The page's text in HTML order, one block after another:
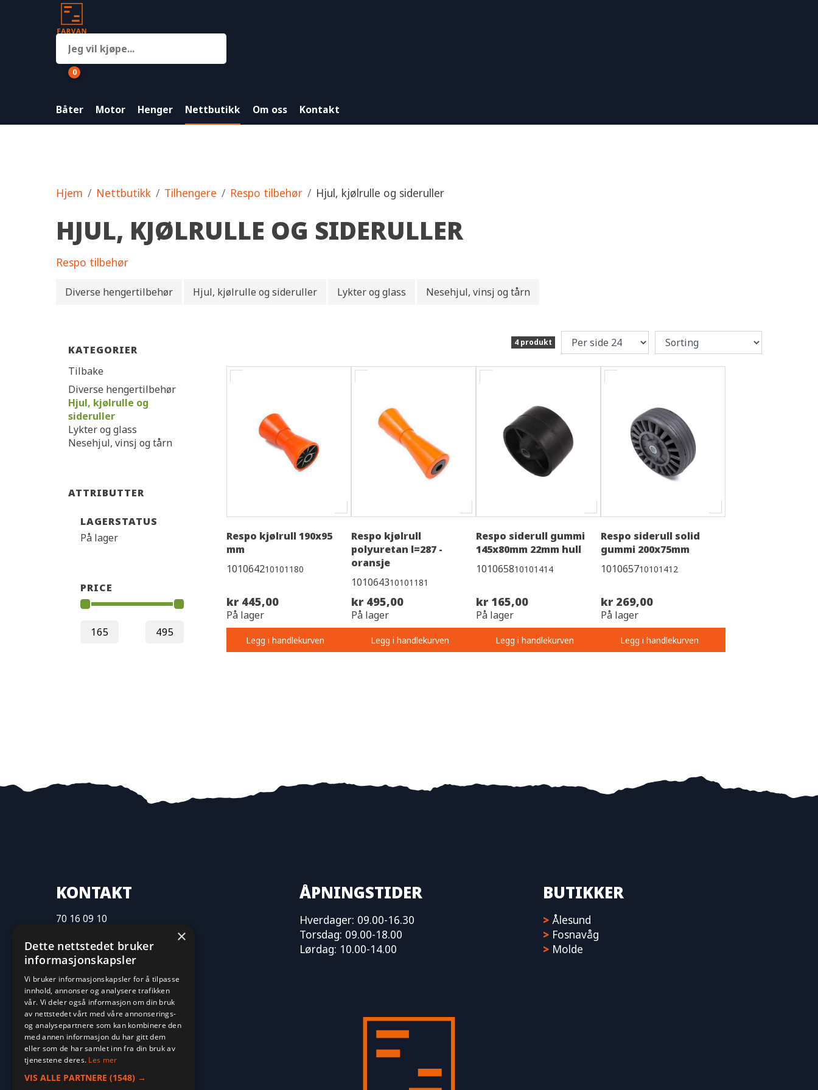
0
Båter Motor Henger Nettbutikk Om oss Kontakt
Hjem Nettbutikk Tilhengere Respo tilbehør Hjul, kjølrulle og sideruller
HJUL, KJØLRULLE OG SIDERULLER
Respo tilbehør
Diverse hengertilbehør Hjul, kjølrulle og sideruller Lykter og glass Nesehjul, vinsj og tårn
KATEGORIER
Tilbake
Diverse hengertilbehør
Hjul, kjølrulle og
sideruller
Lykter og glass
Nesehjul, vinsj og tårn
ATTRIBUTTER
LAGERSTATUS
På lager
PRICE
4 produkt
Respo kjølrull 190x95
mm
101064210101180
kr 445,00
På lager
Legg i handlekurven
Respo kjølrull
polyuretan l=287 -
oransje
101064310101181
kr 495,00
På lager
Legg i handlekurven
Respo siderull gummi
145x80mm 22mm hull
101065810101414
kr 165,00
På lager
Legg i handlekurven
Respo siderull solid
gummi 200x75mm
101065710101412
kr 269,00
På lager
Legg i handlekurven
KONTAKT
70 16 09 10
fritid@farvan.no
ÅPNINGSTIDER
Hverdager: 09.00-16.30
Torsdag: 09.00-18.00
Lørdag: 10.00-14.00
BUTIKKER
> Ålesund
> Fosnavåg
> Molde
×
Dette nettstedet bruker
informasjonskapsler
Vi bruker informasjonskapsler for å tilpasse
innhold, annonser og analysere trafikken
vår. Vi deler også informasjon om din bruk
av nettstedet vårt med våre annonserings-
og analysepartnere som kan kombinere den
med annen informasjon du har gitt dem
eller som de har samlet inn fra din bruk av
tjenestene deres. Les mer
VIS ALLE PARTNERE (1548) →